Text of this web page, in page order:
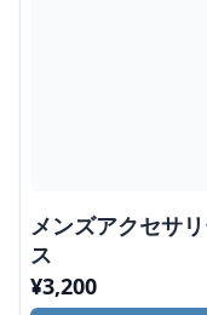
メンズアクセサ
ス
¥3,200